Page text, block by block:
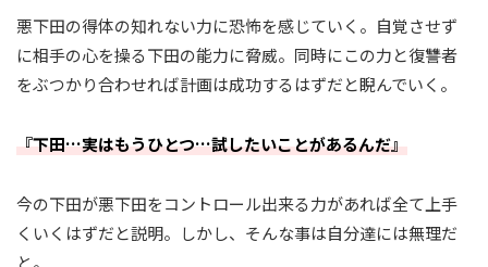
悪下田の得体の知れない力に恐怖を感じていく。自覚させず
に相手の心を操る下田の能力に脅威。同時にこの力と復讐者
をぶつかり合わせれば計画は成功するはずだと睨んでいく。
『下田…実はもうひとつ…試したいことがあるんだ』
今の下田が悪下田をコントロール出来る力があれば全て上手
くいくはずだと説明。しかし、そんな事は自分達には無理だ
と。